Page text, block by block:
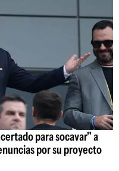
para socavar" a
por su proyecto